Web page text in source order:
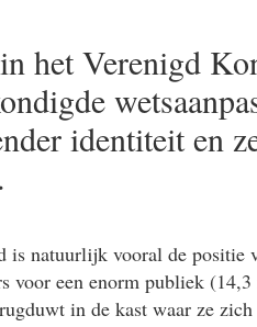
het Verenigd
identiteit en
is natuurlijk vooral de positie
voor een enorm publiek
in de kast waar ze